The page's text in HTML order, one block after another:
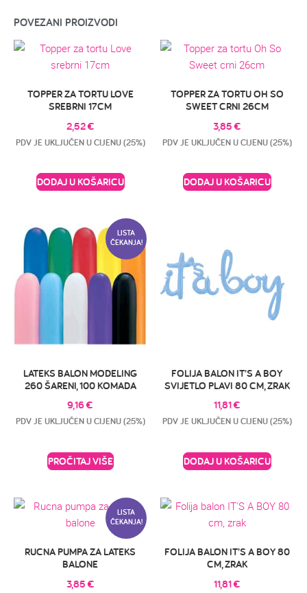
POVEZANI PROIZVODI
TOPPER ZA TORTU LOVE
SREBRNI 17CM
2,52€
PDV JE UKLJUČEN U CIJENU (25%)
DODAJ U KOŠARICU
TOPPER ZA TORTU OH SO
SWEET CRNI 26CM
3,85 €
PDV JE UKLJUČEN U CIJENU (25%)
DODAJ U KOŠARICU
LISTA
ČEKANJA!
LATEKS BALON MODELING
260 ŠARENI, 100 KOMADA
9,16€
PDV JE UKLJUČEN U CIJENU (25%)
PROČITAJ VIŠE
FOLIJA BALON IT’S A BOY
SVIJETLO PLAVI 80 CM, ZRAK
11,81€
PDV JE UKLJUČEN U CIJENU (25%)
DODAJ U KOŠARICU
LISTA
ČEKANJA!
RUCNA PUMPA ZA LATEKS
BALONE
3,85 €
FOLIJA BALON IT’S A BOY 80
CM, ZRAK
11,81€